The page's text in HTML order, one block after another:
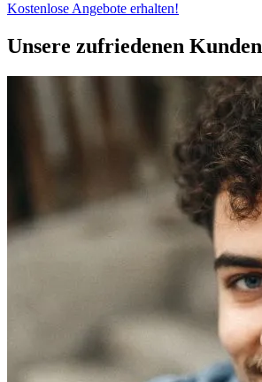
Kostenlose Angebote erhalten!
Unsere zufriedenen Kunden